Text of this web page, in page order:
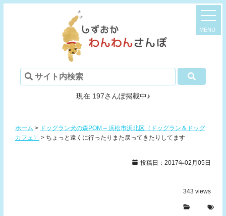
現在 197さんぽ掲載中♪
ホーム > ドッグラン犬の森POM – 浜松市浜北区（ドッグラン＆ドッグ
カフェ）
> ちょっと遠くに行ったりまた戻ってきたりしてます
投稿日：2017年02月05日
343 views